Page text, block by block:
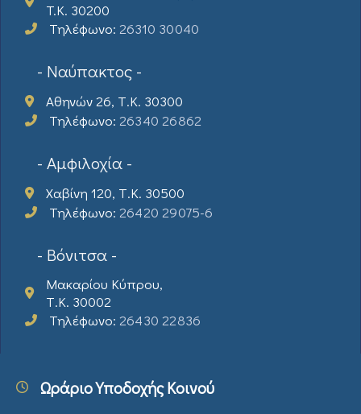
T.K. 30200
Τηλέφωνο: 26310 30040
- Ναύπακτος -
Αθηνών 26, Τ.Κ. 30300
Τηλέφωνο: 26340 26862
- Αμφιλοχία -
Χαβίνη 120, Τ.Κ. 30500
Τηλέφωνο: 26420 29075-6
- Βόνιτσα -
Μακαρίου Κύπρου,
Τ.Κ. 30002
Τηλέφωνο: 26430 22836
Ωράριο Υποδοχής Κοινού